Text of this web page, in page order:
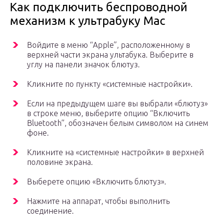
Как подключить беспроводной
механизм к ультрабуку Mac
Войдите в меню “Apple”, расположенному в
верхней части экрана ультабука. Выберите в
углу на панели значок блютуз.
Кликните по пункту «системные настройки».
Если на предыдущем шаге вы выбрали «блютуз»
в строке меню, выберите опцию “Включить
Bluetooth”, обозначен белым символом на синем
фоне.
Кликните на «системные настройки» в верхней
половине экрана.
Выберете опцию «Включить блютуз».
Нажмите на аппарат, чтобы выполнить
соединение.